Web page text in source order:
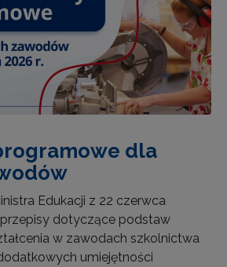
dla
Edukacji z 22 czerwca
dotyczące podstaw
w zawodach szkolnictwa
umiejętności